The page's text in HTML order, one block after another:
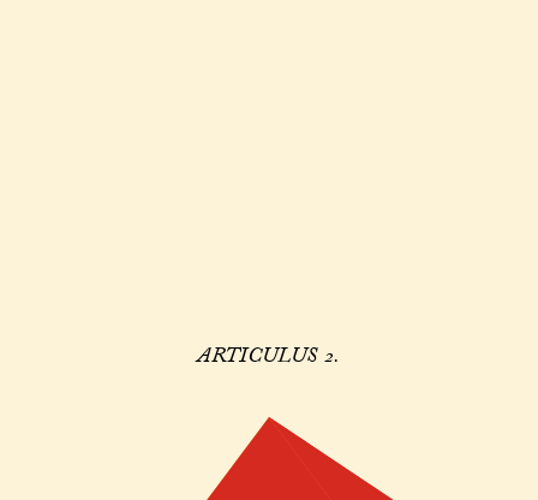
ARTICULUS 2.